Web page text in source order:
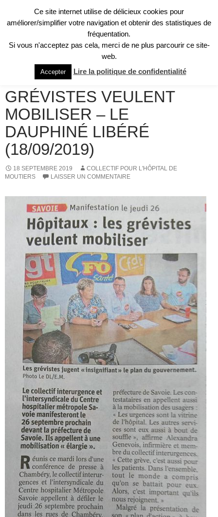
Collectif pour l'Hôpital de Moûtiers
HÔPITAUX – LES
GRÉVISTES VEULENT
MOBILISER – LE
DAUPHINÉ LIBÉRÉ
(18/09/2019)
18 SEPTEMBRE 2019
COLLECTIF POUR L'HÔPITAL DE
MOUTIERS
LAISSER UN COMMENTAIRE
Ce site internet utilise de délicieux cookies pour
améliorer/simplifier votre navigation et obtenir des statistiques de
fréquentation.
Si vous n'acceptez pas cela, merci de ne plus parcourir ce site-
web.
Accepter Lire la politique de confidentialité